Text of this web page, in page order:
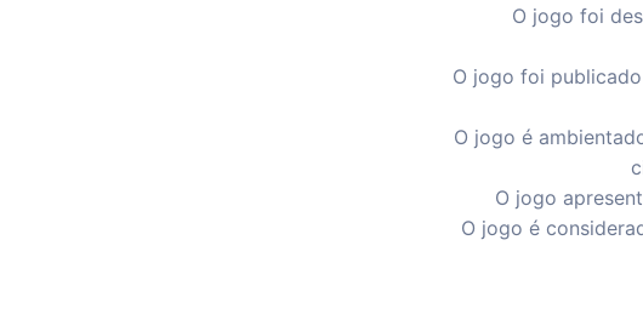
O jogo foi
O jogo foi
O jogo é
O jogo
O jogo é